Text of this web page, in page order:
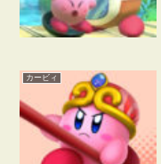
カービィ